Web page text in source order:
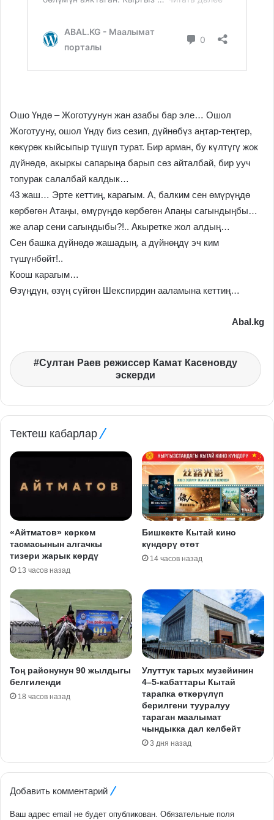
Ошо Үндө – Жоготуунун жан азабы бар эле… Ошол
Жоготууну, ошол Үндү биз сезип, дүйнөбүз аңтар-теңтер,
көкүрөк кыйсыпыр түшүп турат. Бир арман, бу күлтүгү жок
дүйнөдө, акыркы сапарыңа барып сөз айталбай, бир ууч
топурак салалбай калдык…
43 жаш… Эрте кеттиң, карагым. А, балким сен өмүрүңдө
көрбөгөн Атаңы, өмүрүңдө көрбөгөн Апаңы сагындыңбы…
же алар сени сагындыбы?!.. Акыретке жол алдың…
Сен башка дүйнөдө жашадың, а дүйнөңдү эч ким
түшүнбөйт!..
Коош карагым…
Өзүңдүн, өзүң сүйгөн Шекспирдин ааламына кеттиң…
Abal.kg
Султан Раев режиссер Камат Касеновду
эскерди
Тектеш кабарлар
«Айтматов» көркөм
тасмасынын алгачкы
тизери жарык көрдү
13 часов назад
Бишкекте Кытай кино
күндөрү өтөт
14 часов назад
Тоң районунун 90 жылдыгы
белгиленди
18 часов назад
Улуттук тарых музейинин
4–5-кабаттары Кытай
тарапка өткөрүлүп
берилгени тууралуу
тараган маалымат
чындыкка дал келбейт
3 дня назад
Добавить комментарий
Ваш адрес email не будет опубликован. Обязательные поля